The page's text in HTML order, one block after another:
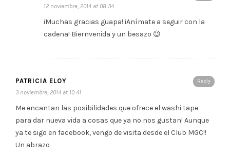
12 noviembre, 2014 at 08:34
¡Muchas gracias guapa! ¡Anímate a seguir con la
cadena! Biernvenida y un besazo 😉
Reply
PATRICIA ELOY
3 noviembre, 2014 at 10:41
Me encantan las posibilidades que ofrece el washi tape
para dar nueva vida a cosas que ya no nos gustan! Aunque
ya te sigo en facebook, vengo de visita desde el Club MGC!!
Un abrazo